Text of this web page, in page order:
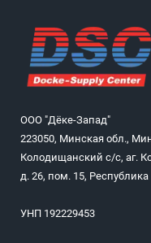
ООО "Дёке-Запад"
223050, Минская обл.,
Колодищанский с/с, аг.
д. 26, пом. 15, Республика
УНП 192229453